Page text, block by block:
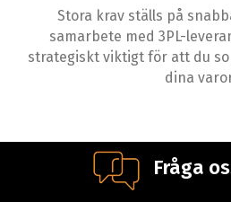
Stora krav ställs på
samarbete med 3PL-
strategiskt viktigt för att du
dina
Fråga